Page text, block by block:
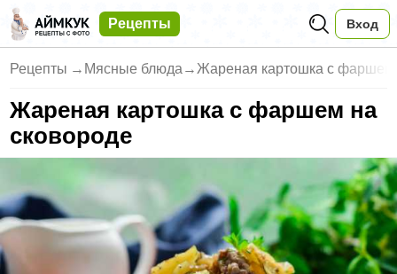
Рецепты Вход
Рецепты → Мясные блюда → Жареная картошка с фаршем
Жареная картошка с фаршем на
сковороде